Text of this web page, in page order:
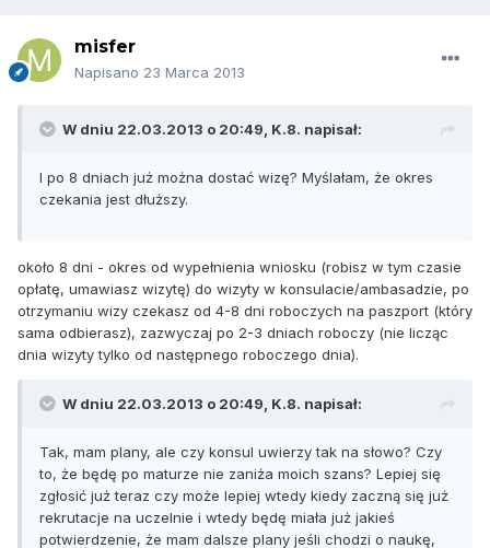
misfer
Napisano 23 Marca 2013
W dniu 22.03.2013 o 20:49, K.8. napisał:
I po 8 dniach już można dostać wizę? Myślałam, że okres
czekania jest dłuższy.
około 8 dni - okres od wypełnienia wniosku (robisz w tym czasie
opłatę, umawiasz wizytę) do wizyty w konsulacie/ambasadzie, po
otrzymaniu wizy czekasz od 4-8 dni roboczych na paszport (który
sama odbierasz), zazwyczaj po 2-3 dniach roboczy (nie licząc
dnia wizyty tylko od następnego roboczego dnia).
W dniu 22.03.2013 o 20:49, K.8. napisał:
Tak, mam plany, ale czy konsul uwierzy tak na słowo? Czy
to, że będę po maturze nie zaniża moich szans? Lepiej się
zgłosić już teraz czy może lepiej wtedy kiedy zaczną się już
rekrutacje na uczelnie i wtedy będę miała już jakieś
potwierdzenie, że mam dalsze plany jeśli chodzi o naukę,